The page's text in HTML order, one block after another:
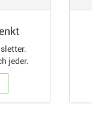
jeder.